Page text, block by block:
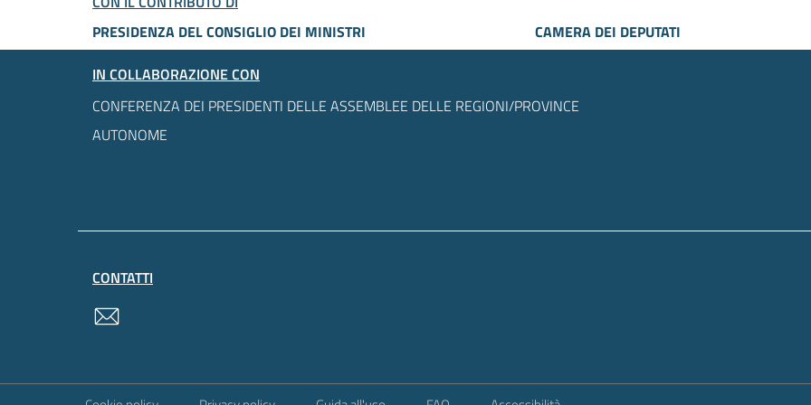
PRESIDENZA DEL CONSIGLIO DEI MINISTRI
CAMERA DEI DEPUTATI
IN COLLABORAZIONE CON
CONFERENZA DEI PRESIDENTI DELLE ASSEMBLEE DELLE REGIONI/PROVINCE
AUTONOME
CONTATTI